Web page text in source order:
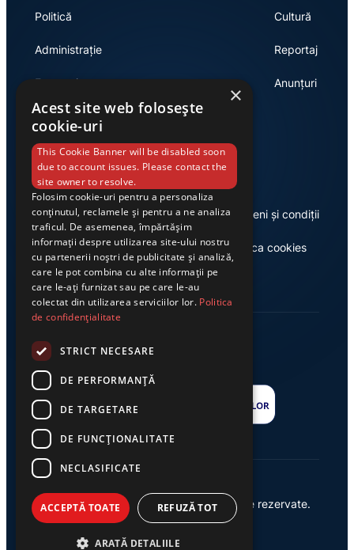
Politică
Administrație
Economie
Cultură
Reportaj
Anunțuri
Link-uri utile
Despre noi
Casa de editură Exclusiv
Termeni și condiții
Politica cookies
© 2026 Ziarul Exclusiv – Toate drepturile rezervate.
Powered by {AW}
×
Acest site web folosește
cookie-uri
This Cookie Banner will be disabled soon
due to account issues. Please contact the
site owner to resolve.
Folosim cookie-uri pentru a personaliza
conținutul, reclamele și pentru a ne analiza
traficul. De asemenea, împărtășim
informații despre utilizarea site-ului nostru
cu partenerii noștri de publicitate și analiză,
care le pot combina cu alte informații pe
care le-ați furnizat sau pe care le-au
colectat din utilizarea serviciilor lor. Politica
de confidențialitate
STRICT NECESARE
DE PERFORMANȚĂ
DE TARGETARE
DE FUNCŢIONALITATE
NECLASIFICATE
ACCEPTĂ TOATE REFUZĂ TOT
ARATĂ DETALIILE